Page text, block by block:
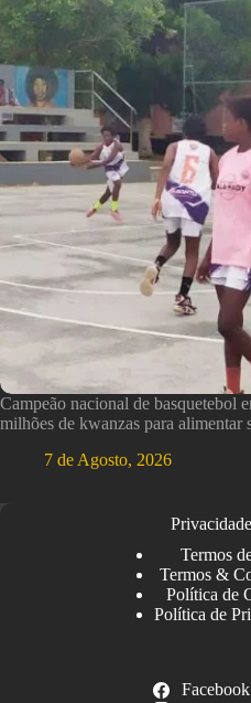
Campeão nacional de basquetebol
milhões de kwanzas para alimentar
7 de Agosto, 2026
Privacidade
Termos
Termos &
Política de
Política de
Facebook